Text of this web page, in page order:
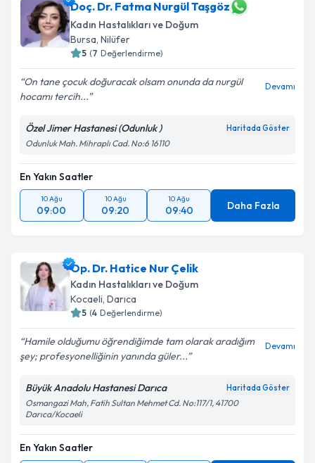
Doç. Dr. Fatma Nurgül Taşgöz
Kadın Hastalıkları ve Doğum
Bursa, Nilüfer
5 (7 Değerlendirme)
On tane çocuk doğuracak olsam onunda da nurgül
hocamı tercih...
Devamı
Özel Jimer Hastanesi (Odunluk ) Haritada Göster
Odunluk Mah. Mihraplı Cad. No:6 16110
En Yakın Saatler
10 Ağu
09:00
10 Ağu
09:20
10 Ağu
09:40 Daha Fazla
Op. Dr. Hatice Nur Çelik
Kadın Hastalıkları ve Doğum
Kocaeli, Darıca
5 (4 Değerlendirme)
Hamile olduğumu öğrendiğimde tam olarak aradığım
şey; profesyonelliğinin yanında güler...
Devamı
Büyük Anadolu Hastanesi Darıca Haritada Göster
Osmangazi Mah, Fatih Sultan Mehmet Cd. No:117/1, 41700
Darıca/Kocaeli
En Yakın Saatler